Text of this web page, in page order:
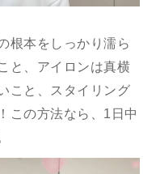
根本をしっかり濡ら
と、アイロンは真横
こと、スタイリング
この方法なら、1日中